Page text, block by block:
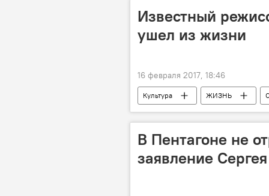
Известный
ушел из жизни
16 февраля 2017, 18:46
Культура ЖИЗНЬ
кома
лечение
В Пентагоне не
заявление